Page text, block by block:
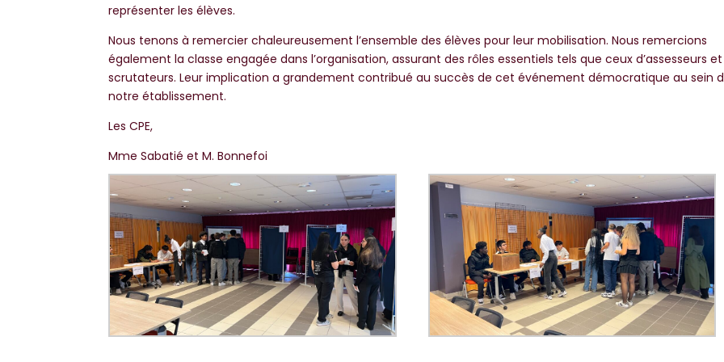
représenter les élèves.
Nous tenons à remercier chaleureusement l’ensemble des élèves pour leur mobilisation. Nous remercions
également la classe engagée dans l’organisation, assurant des rôles essentiels tels que ceux d’assesseurs
scrutateurs. Leur implication a grandement contribué au succès de cet événement démocratique au sein
notre établissement.
Les CPE,
Mme Sabatié et M. Bonnefoi